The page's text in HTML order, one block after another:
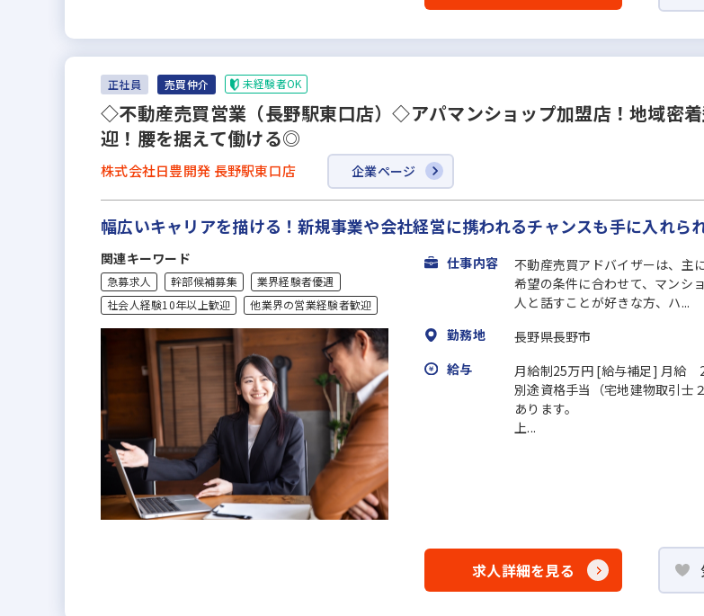
正社員 売買仲介 未経験者OK
◇不動産売買営業（長野駅東口店）◇アパマンショップ加盟店！地域密
迎！腰を据えて働ける◎
株式会社日豊開発 長野駅東口店 企業ページ
幅広いキャリアを描ける！新規事業や会社経営に携われるチャンスも手に入れら
関連キーワード
急募求人 幹部候補募集
業界経験者優遇
社会人経験10年以上歓迎
他業界の営業経験者歓迎
仕事内容
不動産売買アドバイザーは、主
希望の条件に合わせて、マンシ
人と話すことが好きな方、ハ...
勤務地
長野県長野市
給与
月給制25万円 [給与補足] 月
別途資格手当（宅地建物取引士
あります。
上...
求人詳細を見る